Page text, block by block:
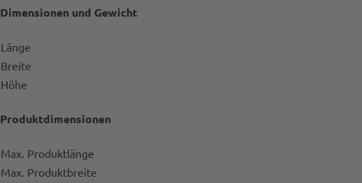
Dimensionen und Gewicht
Länge
Breite
Höhe
Produktdimensionen
Max. Produktlänge
Max. Produktbreite